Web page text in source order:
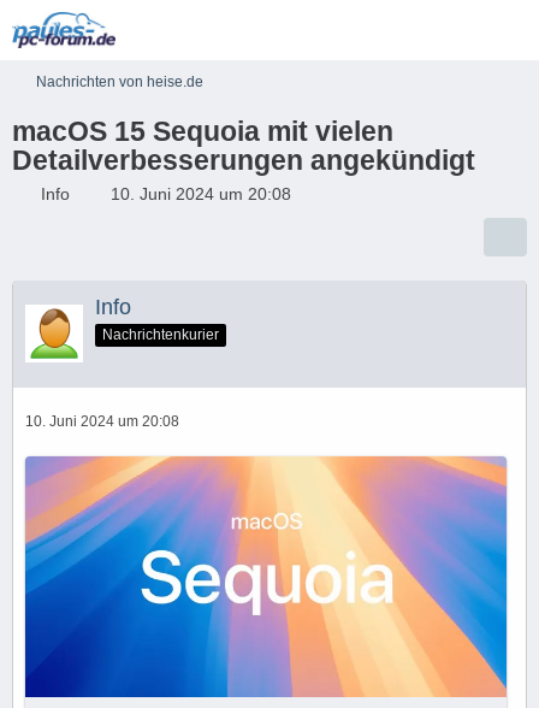
Nachrichten von heise.de
macOS 15 Sequoia mit vielen
Detailverbesserungen angekündigt
Info 10. Juni 2024 um 20:08
Info
Nachrichtenkurier
10. Juni 2024 um 20:08